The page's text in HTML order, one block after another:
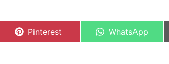
Pinterest WhatsApp